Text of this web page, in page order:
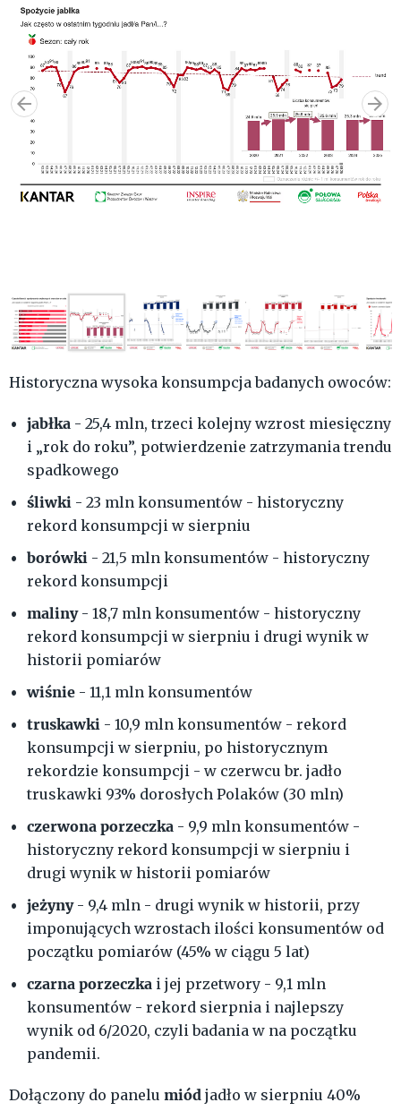
Historyczna wysoka konsumpcja badanych owoców:
jabłka - 25,4 mln, trzeci kolejny wzrost miesięczny
i „rok do roku”, potwierdzenie zatrzymania trendu
spadkowego
śliwki - 23 mln konsumentów - historyczny
rekord konsumpcji w sierpniu
borówki - 21,5 mln konsumentów - historyczny
rekord konsumpcji
maliny - 18,7 mln konsumentów - historyczny
rekord konsumpcji w sierpniu i drugi wynik w
historii pomiarów
wiśnie - 11,1 mln konsumentów
truskawki - 10,9 mln konsumentów - rekord
konsumpcji w sierpniu, po historycznym
rekordzie konsumpcji - w czerwcu br. jadło
truskawki 93% dorosłych Polaków (30 mln)
czerwona porzeczka - 9,9 mln konsumentów -
historyczny rekord konsumpcji w sierpniu i
drugi wynik w historii pomiarów
jeżyny - 9,4 mln - drugi wynik w historii, przy
imponujących wzrostach ilości konsumentów od
początku pomiarów (45% w ciągu 5 lat)
czarna porzeczka i jej przetwory - 9,1 mln
konsumentów - rekord sierpnia i najlepszy
wynik od 6/2020, czyli badania w na początku
pandemii.
Dołączony do panelu miód jadło w sierpniu 40%